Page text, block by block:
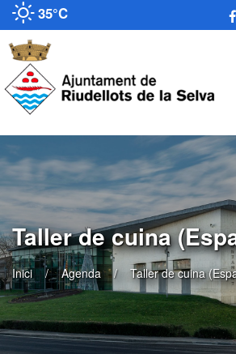
35°C
Taller de cuina
Inici Agenda Taller de cuina